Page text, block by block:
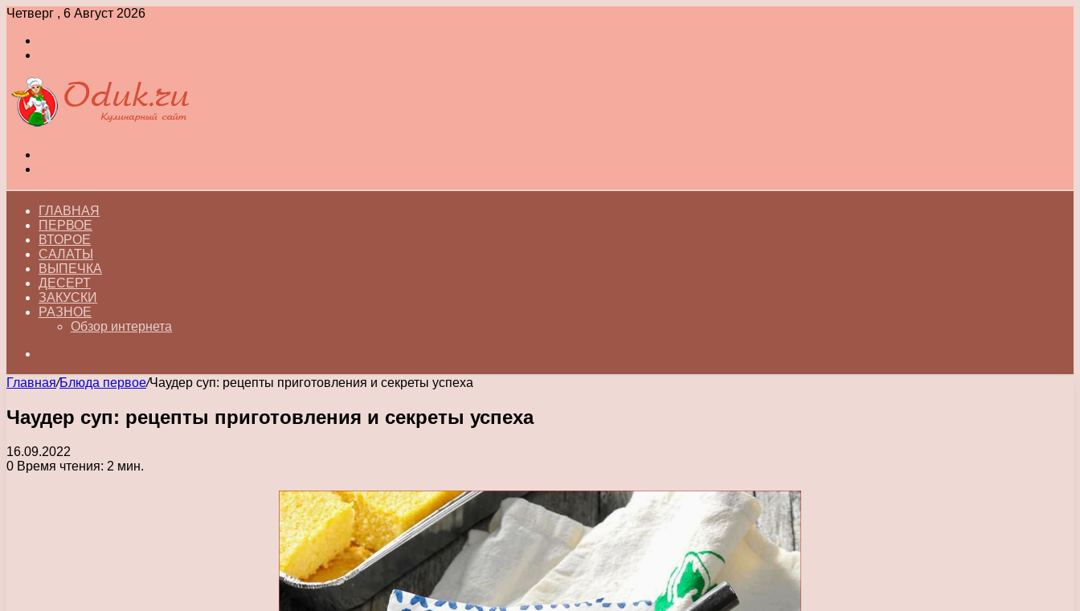
Четверг , 6 Август 2026
ГЛАВНАЯ
ПЕРВОЕ
ВТОРОЕ
САЛАТЫ
ВЫПЕЧКА
ДЕСЕРТ
ЗАКУСКИ
РАЗНОЕ
Обзор интернета
Главная/Блюда первое/Чаудер суп: рецепты приготовления и секреты успеха
Чаудер суп: рецепты приготовления и секреты успеха
16.09.2022
0 Время чтения: 2 мин.